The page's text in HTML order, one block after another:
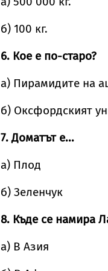
б) 100 кг.
6. Кое е по-старо?
а) Пирамидите на
б) Оксфордският
7. Доматът е...
а) Плод
б) Зеленчук
8. Къде се намира
а) В Азия